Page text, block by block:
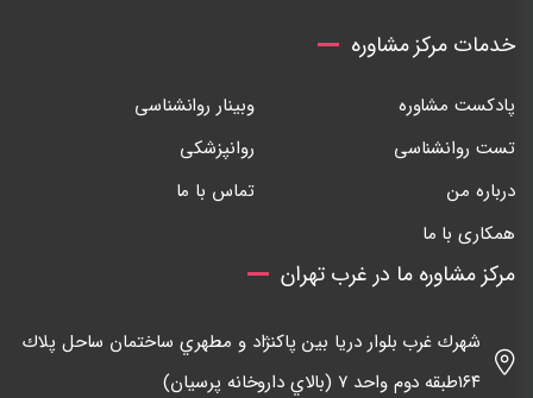
خدمات مرکز مشاوره
پادکست مشاوره
وبینار روانشناسی
تست روانشناسی
روانپزشکی
درباره من
تماس با ما
همکاری با ما
مرکز مشاوره ما در غرب تهران
شهرك غرب بلوار دريا بين پاكنژاد و مطهري ساختمان ساحل پلاك
١٦٤طبقه دوم واحد ٧ (بالاي داروخانه پرسيان)